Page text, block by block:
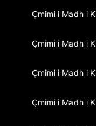
Çmimi i Madh i
Çmimi i Madh i
Çmimi i Madh i
Çmimi i Madh i